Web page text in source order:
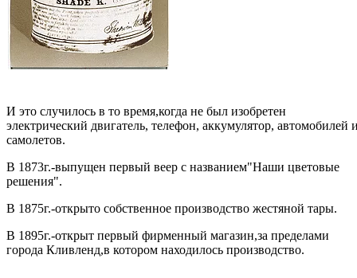
И это случилось в то время,когда не был изобретен
электрический двигатель, телефон, аккумулятор, автомобилей
самолетов.
В 1873г.-выпущен первый веер с названием"Наши цветовые
решения".
В 1875г.-открыто собственное производство жестяной тары.
В 1895г.-открыт первый фирменный магазин,за пределами
города Кливленд,в котором находилось производство.